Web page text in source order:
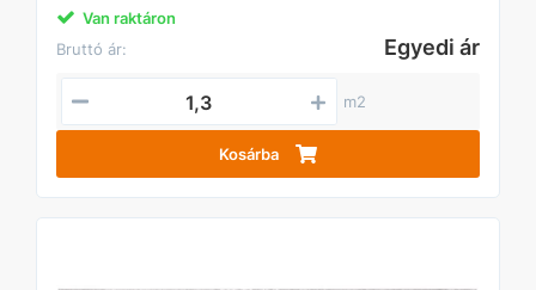
Van raktáron
Bruttó ár:
Egyedi ár
m2
Kosárba